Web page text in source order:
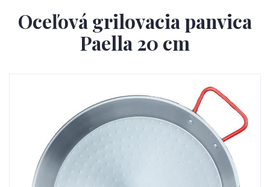
Oceľová grilovacia panvica
Paella 20 cm